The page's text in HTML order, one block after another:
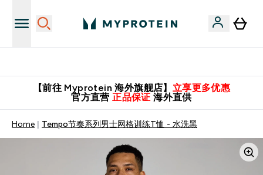
【前往 Myprotein 海外旗舰店】 立享更多优惠
官方直营 正品保证 海外直供
Home Tempo节奏系列男士网格训练T恤 - 水洗黑